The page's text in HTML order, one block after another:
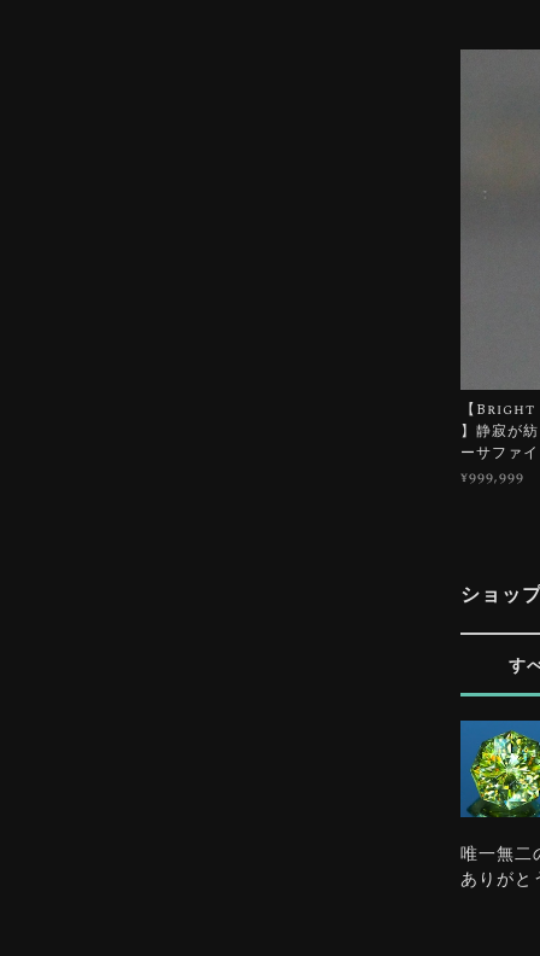
【
】静寂が
ーサファ
¥999,999
ショッ
す
唯一無二
ありがと